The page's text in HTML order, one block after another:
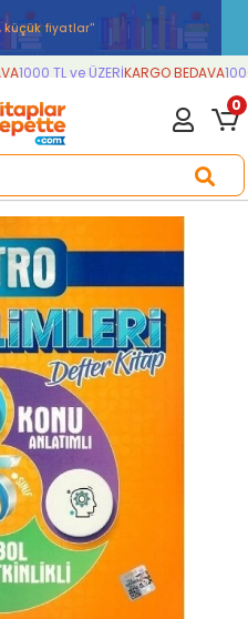
, küçük fiyatlar''
1000 TL ve ÜZERİKARGO BEDAVA1000
0